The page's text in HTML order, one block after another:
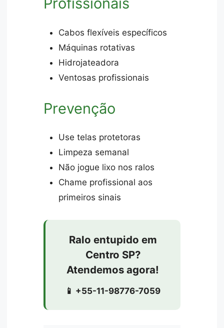
Cabos flexíveis específicos
Máquinas rotativas
Hidrojateadora
Ventosas profissionais
Prevenção
Use telas protetoras
Limpeza semanal
Não jogue lixo nos ralos
Chame profissional aos
primeiros sinais
Ralo entupido em
Centro SP?
Atendemos agora!
📱 +55-11-98776-7059